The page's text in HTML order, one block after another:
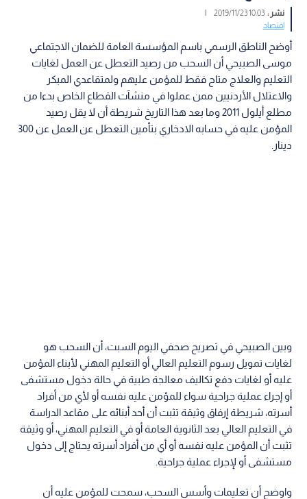
نشر :10:03 2019/11/23
|
اقتصاد
أوضح الناطق الرسمي باسم المؤسسة العامة للضمان الاجتماعي
موسى الصبيحي أن السحب من رصيد التعطل عن العمل لغايات
التعليم والعلاج متاح فقط للمؤمن عليهم ولمتقاعدي المبكر
والاعتلال الأردنيين ممن عملوا في منشآت القطاع الخاص بدءا من
مطلع أيلول 2011 وما بعد هذا التاريخ شريطة أن لا يقل رصيد
المؤمن عليه في حسابه الادخاري بتأمين التعطل عن العمل عن 300
دينار.
وبين الصبيحي في تصريح صحفي اليوم السبت، أن السحب هو
لغايات تمويل رسوم التعليم العالي أو التعليم المهني لأبناء المؤمن
عليه أو لغايات دفع تكاليف معالجة طبية في حالة دخول مستشفى
أو إجراء عملية جراحية سواء للمؤمن عليه نفسه أو لأي من أفراد
أسرته، شريطة إرفاق وثيقة تثبت أن أحد أبنائه على مقاعد الدراسة
في التعليم العالي بعد الثانوية العامة أو في التعليم المهني، أو وثيقة
تثبت أن المؤمن عليه نفسه أو أي من أفراد أسرته يحتاج إلى دخول
مستشفى أو لإجراء عملية جراحية.
واوضح أن تعليمات وأسس السحب، سمحت للمؤمن عليه أن